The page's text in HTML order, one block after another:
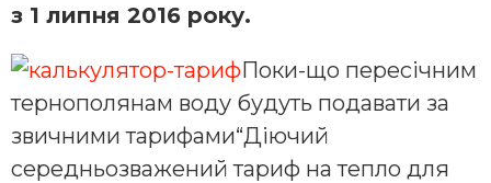
з 1 липня 2016 року.
Поки-що пересічним
тернополянам воду будуть подавати за
звичними тарифами“Діючий
середньозважений тариф на тепло для